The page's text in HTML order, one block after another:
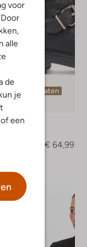
voor
alle
de
je
een
Laatste maten
Omoda
€ 64,99